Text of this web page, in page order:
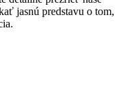
jasnú predstavu o tom,